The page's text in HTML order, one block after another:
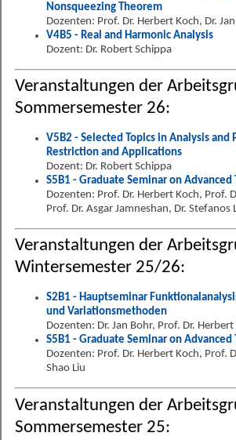
Nonsqueezing Theorem
Dozenten: Prof. Dr. Herbert Koch, Dr.
V4B5 - Real and Harmonic Analysis
Dozent: Dr. Robert Schippa
Veranstaltungen der
Sommersemester 26:
V5B2 - Selected Topics in Analysis and
Restriction and Applications
Dozent: Dr. Robert Schippa
S5B1 - Graduate Seminar on Advanced
Dozenten: Prof. Dr. Herbert Koch, Prof.
Prof. Dr. Asgar Jamneshan, Dr. Stefanos
Veranstaltungen der
Wintersemester 25/26:
S2B1 - Hauptseminar
und Variationsmethoden
Dozenten: Dr. Jan Bohr, Prof. Dr. Herbert
S5B1 - Graduate Seminar on Advanced
Dozenten: Prof. Dr. Herbert Koch, Prof.
Shao Liu
Veranstaltungen der
Sommersemester 25: